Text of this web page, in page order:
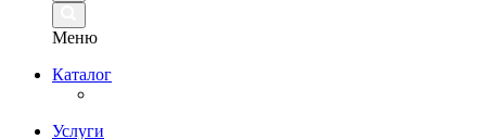
Меню
Каталог
Услуги